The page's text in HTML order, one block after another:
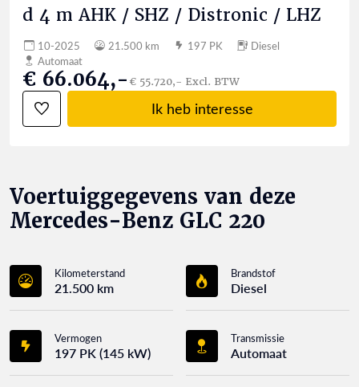
d 4 m AHK / SHZ / Distronic / LHZ
10-2025 21.500 km 197 PK
Diesel
Automaat
€ 66.064,-€ 55.720,- Excl. BTW
Ik heb interesse
Voertuiggegevens van deze
Mercedes-Benz GLC 220
Kilometerstand
21.500 km
Brandstof
Diesel
Vermogen
197 PK (145 kW)
Transmissie
Automaat